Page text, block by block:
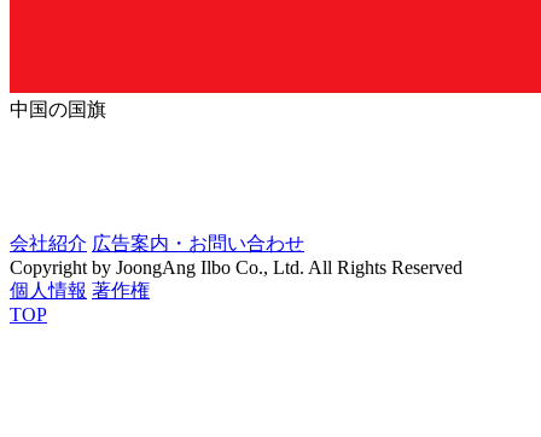
中国の国旗
会社紹介 広告案内・お問い合わせ
Copyright by JoongAng Ilbo Co., Ltd. All Rights Reserved
個人情報 著作権
TOP